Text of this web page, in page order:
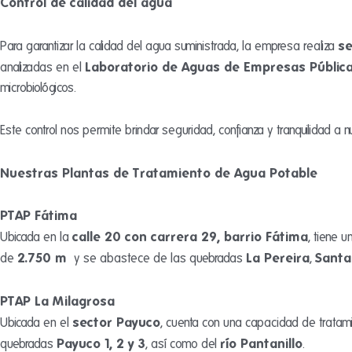
Para garantizar la calidad del agua suministrada, la empresa realiza
analizadas en el Laboratorio de Aguas de Empresas
microbiológicos.
Este control nos permite brindar seguridad, confianza y tranquilidad
Nuestras Plantas de Tratamiento de Agua Potable
PTAP Fátima
Ubicada en la calle 20 con carrera 29, barrio Fátima, tiene
de 2.750 m³ y se abastece de las quebradas La Pereira,
PTAP La Milagrosa
Ubicada en el sector Payuco, cuenta con una capacidad de
quebradas Payuco 1, 2 y 3, así como del río Pantanillo.